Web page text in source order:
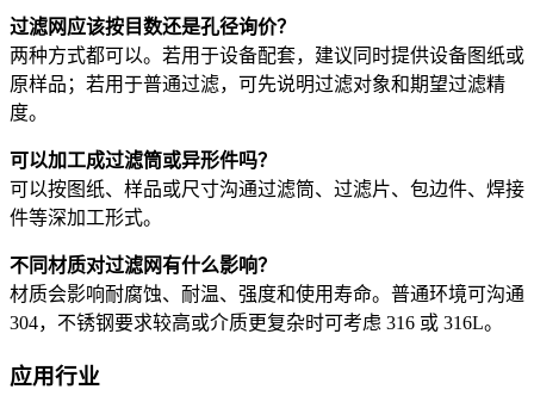
过滤网应该按目数还是孔径询价？
两种方式都可以。若用于设备配套，建议同时提供设备图纸或
原样品；若用于普通过滤，可先说明过滤对象和期望过滤精
度。
可以加工成过滤筒或异形件吗？
可以按图纸、样品或尺寸沟通过滤筒、过滤片、包边件、焊接
件等深加工形式。
不同材质对过滤网有什么影响？
材质会影响耐腐蚀、耐温、强度和使用寿命。普通环境可沟通
304，不锈钢要求较高或介质更复杂时可考虑 316 或 316L。
应用行业